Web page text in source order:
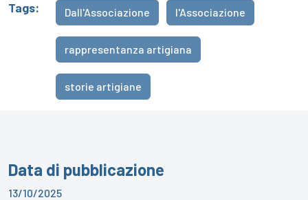
Tags: Dall'Associazione l'Associazione
rappresentanza artigiana
storie artigiane
Data di pubblicazione
13/10/2025